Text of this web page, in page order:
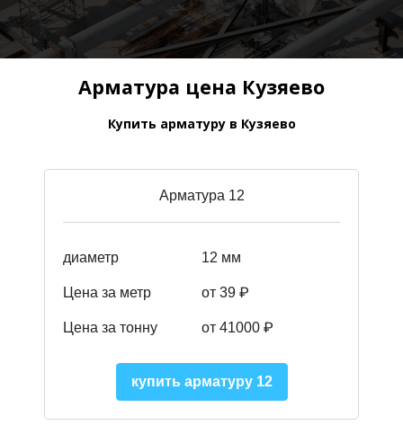
Арматура цена Кузяево
Купить арматуру в Кузяево
Арматура 12
диаметр 12 мм
Цена за метр от 39 ₽
Цена за тонну от 41000 ₽
купить арматуру 12